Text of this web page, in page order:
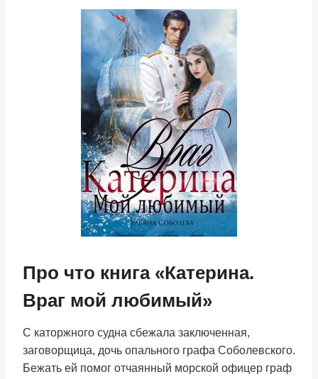
Про что книга «Катерина.
Враг мой любимый»
С каторжного судна сбежала заключенная,
заговорщица, дочь опального графа Соболевского.
Бежать ей помог отчаянный морской офицер граф